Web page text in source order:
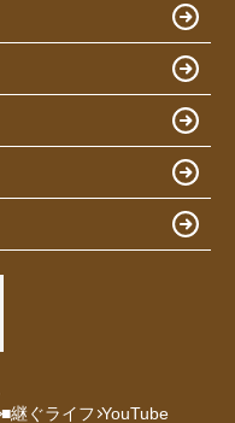
■継ぐライフ YouTube